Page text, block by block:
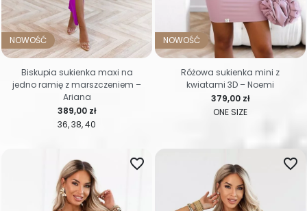
NOWOŚĆ
36 38 40
Cena
389,00 zł
Biskupia sukienka maxi na
jedno ramię z marszczeniem –
Ariana
NOWOŚĆ
ONE SIZE
Cena
379,00 zł
Różowa sukienka mini z
kwiatami 3D – Noemi
favorite_border favorite_border